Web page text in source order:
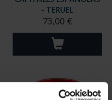
- TERUEL
73,00 €